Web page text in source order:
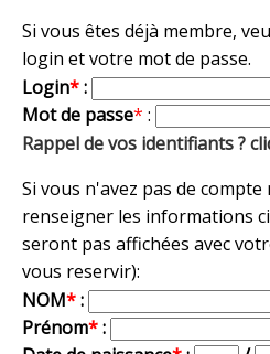
Si vous êtes déjà membre,
login et votre mot de passe.
Login*:
Mot de passe* :
Rappel de vos identifiants ?
Si vous n'avez pas de compte
renseigner les informations
seront pas affichées avec
vous reservir):
NOM*:
Prénom*: